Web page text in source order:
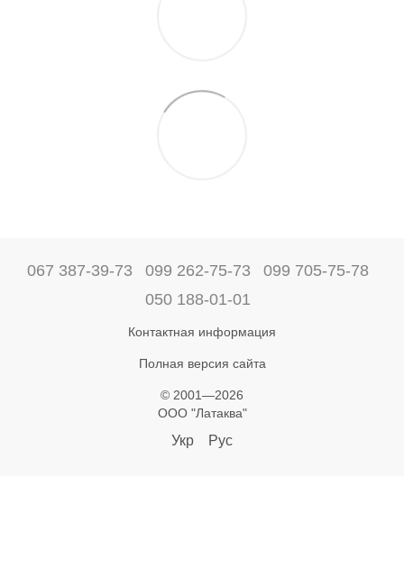
067 387-39-73 099 262-75-73
099 705-75-78
050 188-01-01
Контактная информация
Полная версия сайта
© 2001—2026
ООО "Латаква"
Укр Рус